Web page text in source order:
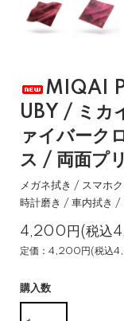
MIQAI
UBY / ミカ
ァイバーク
ス / 両面プ
メガネ拭き / スマホ
時計磨き / 車内拭き /
4,200円(税込
定価：4,200円(税込
購入数